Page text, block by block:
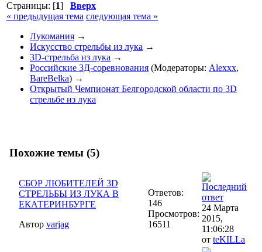
Страницы: [1] Вверх
« предыдущая тема следующая тема »
Лукомания →
Искусство стрельбы из лука →
3D-стрельба из лука →
Российские 3Д-соревнования (Модераторы: Alexxx,
BareBelka) →
Открытый Чемпионат Белгородской области по 3D
стрельбе из лука
Похожие темы (5)
СБОР ЛЮБИТЕЛЕЙ 3D
СТРЕЛЬБЫ ИЗ ЛУКА В
ЕКАТЕРИНБУРГЕ
Автор varjag
Ответов:
146
Просмотров:
16511
24 Марта
2015,
11:06:28
от teKILLa